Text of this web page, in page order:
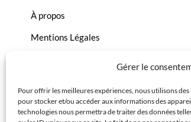
Gérer le
Pour offrir les meilleures expériences, nous utilisons
pour stocker et/ou accéder aux informations des
technologies nous permettra de traiter des données
À propos
Mentions Légales
Politique de confidentialité